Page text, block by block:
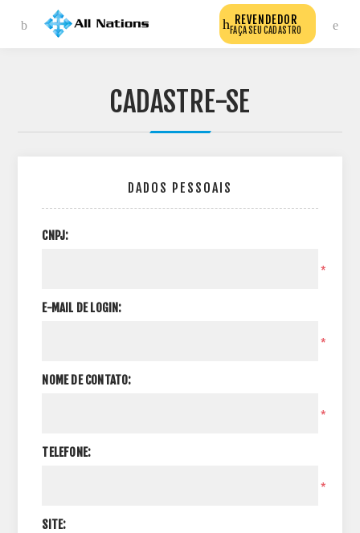
REVENDEDOR
FAÇA SEU CADASTRO
CADASTRE-SE
DADOS PESSOAIS
CNPJ:
*
E-MAIL DE LOGIN:
*
NOME DE CONTATO:
*
TELEFONE:
*
SITE: